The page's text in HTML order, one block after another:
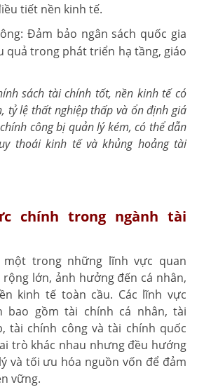
tiết nền kinh tế.
Đảm bảo ngân sách quốc gia
quả trong phát triển hạ tầng, giáo
sách tài chính tốt, nền kinh tế có
tỷ lệ thất nghiệp thấp và ổn định giá
công bị quản lý kém, có thể dẫn
thoái kinh tế và khủng hoảng tài
chính trong ngành tài
một trong những lĩnh vực quan
lớn, ảnh hưởng đến cá nhân,
kinh tế toàn cầu. Các lĩnh vực
bao gồm tài chính cá nhân, tài
tài chính công và tài chính quốc
trò khác nhau nhưng đều hướng
và tối ưu hóa nguồn vốn để đảm
vững.